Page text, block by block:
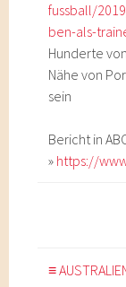
fussball/
ben-als-
Hunderte
Nähe von
sein
Bericht in
» https://
≡